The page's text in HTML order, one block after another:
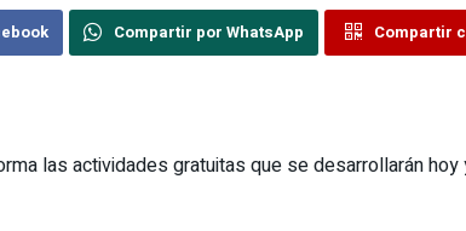
Compartir por WhatsApp Compartir
las actividades gratuitas que se desarrollarán hoy